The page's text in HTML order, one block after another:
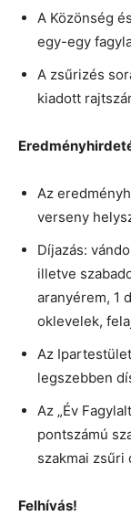
A Közönség
egy-egy
A zsűrizés
kiadott
Az
verseny
Díjazás:
illetve
aranyérem, 1
oklevelek,
Az
legszebben
Az „Év
pontszámú
szakmai zsűri
Felhívás!